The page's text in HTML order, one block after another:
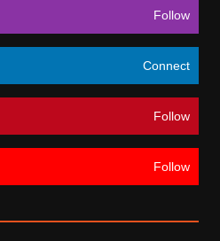
Follow
Connect
Follow
Follow